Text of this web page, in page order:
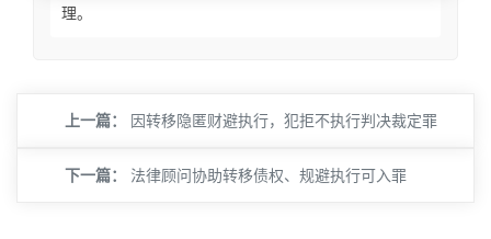
理。
上一篇： 因转移隐匿财避执行，犯拒不执行判决裁定罪
下一篇： 法律顾问协助转移债权、规避执行可入罪